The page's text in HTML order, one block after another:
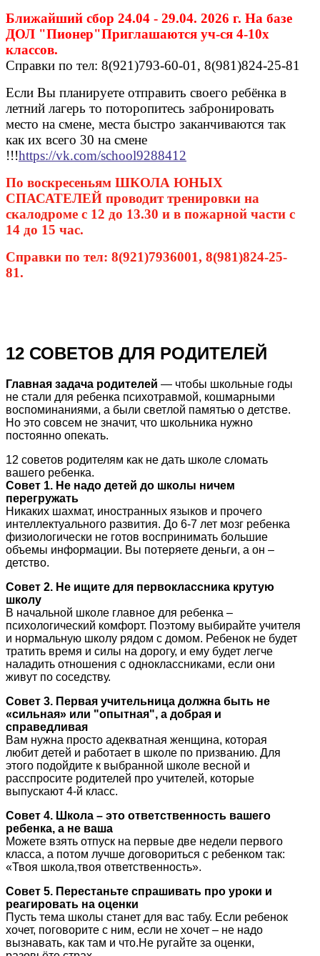
Ближайший сбор 24.04 - 29.04. 2026 г. На базе
ДОЛ "Пионер"Приглашаются уч-ся 4-10х
классов.
Справки по тел: 8(921)793-60-01, 8(981)824-25-81
Если Вы планируете отправить своего ребёнка в
летний лагерь то поторопитесь забронировать
место на смене, места быстро заканчиваются так
как их всего 30 на смене
!!!https://vk.com/school9288412
По воскресеньям ШКОЛА ЮНЫХ
СПАСАТЕЛЕЙ проводит тренировки на
скалодроме с 12 до 13.30 и в пожарной части с
14 до 15 час.
Справки по тел: 8(921)7936001, 8(981)824-25-
81.
12 СОВЕТОВ ДЛЯ РОДИТЕЛЕЙ
Главная задача родителей — чтобы школьные годы
не стали для ребенка психотравмой, кошмарными
воспоминаниями, а были светлой памятью о детстве.
Но это совсем не значит, что школьника нужно
постоянно опекать.
12 советов родителям как не дать школе сломать
вашего ребенка.
Совет 1. Не надо детей до школы ничем
перегружать
Никаких шахмат, иностранных языков и прочего
интеллектуального развития. До 6-7 лет мозг ребенка
физиологически не готов воспринимать большие
объемы информации. Вы потеряете деньги, а он –
детство.
Совет 2. Не ищите для первоклассника крутую
школу
В начальной школе главное для ребенка –
психологический комфорт. Поэтому выбирайте учителя
и нормальную школу рядом с домом. Ребенок не будет
тратить время и силы на дорогу, и ему будет легче
наладить отношения с одноклассниками, если они
живут по соседству.
Совет 3. Первая учительница должна быть не
«сильная» или "опытная", а добрая и
справедливая
Вам нужна просто адекватная женщина, которая
любит детей и работает в школе по призванию. Для
этого подойдите к выбранной школе весной и
расспросите родителей про учителей, которые
выпускают 4-й класс.
Совет 4. Школа – это ответственность вашего
ребенка, а не ваша
Можете взять отпуск на первые две недели первого
класса, а потом лучше договориться с ребенком так:
«Твоя школа,твоя ответственность».
Совет 5. Перестаньте спрашивать про уроки и
реагировать на оценки
Пусть тема школы станет для вас табу. Если ребенок
хочет, поговорите с ним, если не хочет – не надо
вызнавать, как там и что.Не ругайте за оценки,